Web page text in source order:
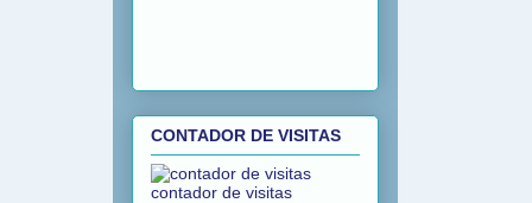
CONTADOR DE VISITAS
contador de visitas